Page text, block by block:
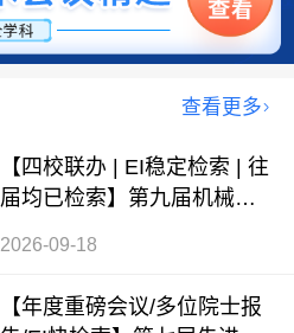
查看更多
【四校联办 | EI稳定检索 | 往
届均已检索】第九届机械工
2026-09-18
【年度重磅会议/多位院士报